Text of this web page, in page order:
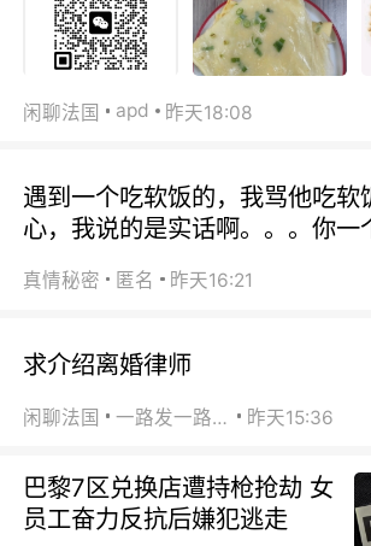
闲聊法国 apd 昨天18:08
遇到一个吃软饭的，我骂他吃软
心，我说的是实话啊。。。你一
真情秘密 匿名 昨天16:21
求介绍离婚律师
闲聊法国 一路发一路发 昨天15:36
巴黎7区兑换店遭持枪抢劫 女
员工奋力反抗后嫌犯逃走